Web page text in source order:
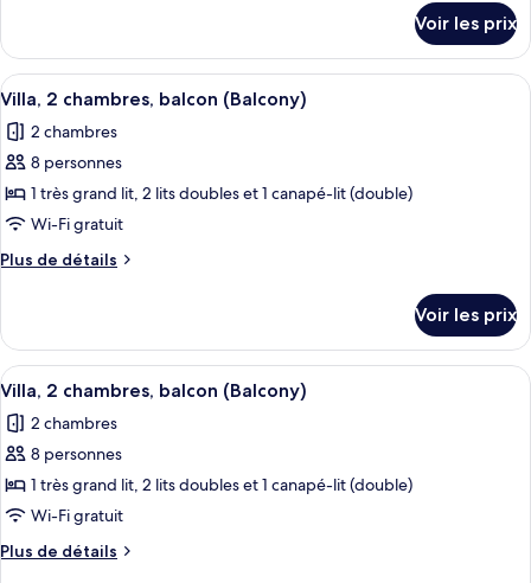
Villa,
chambres,
balcon
(Balcony)
le
type
de
Villa,
2
balcon
(Balcony)
Voir les prix
Afficher
toutes
les
photos
pour
ce
type
de
Villa,
chambres,
balcon
(Balcony)
Un coin repas avec une table ronde,
4
Villa, 2 chambres, balcon (Balcony)
2 chambres
8 personnes
1 très grand lit, 2 lits doubles et 1 canapé-lit (double)
Wi-Fi gratuit
Plus de détails
Plus
le
type
de
Villa,
2
balcon
(Balcony)
Voir les prix
Afficher
toutes
les
photos
pour
ce
type
de
Un espace de restauration d’hôtel
4
Villa, 2 chambres, balcon (Balcony)
2 chambres
8 personnes
1 très grand lit, 2 lits doubles et 1 canapé-lit (double)
Wi-Fi gratuit
Plus de détails
Plus